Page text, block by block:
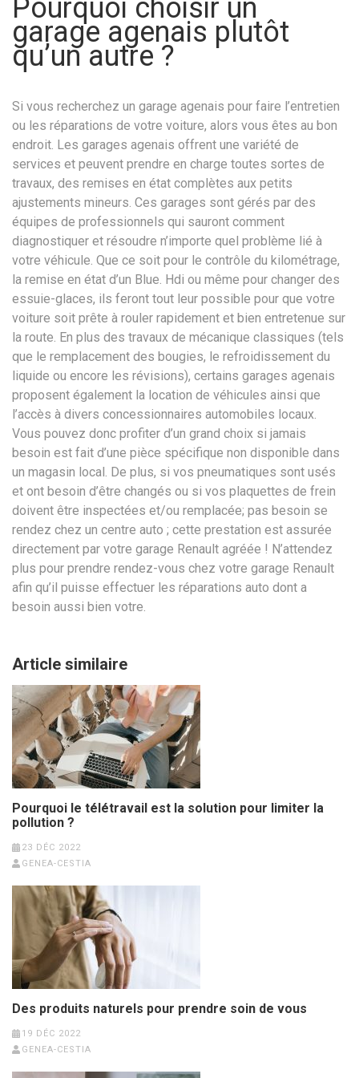
Pourquoi choisir un
garage agenais plutôt
qu’un autre ?
Si vous recherchez un garage agenais pour faire l’entretien
ou les réparations de votre voiture, alors vous êtes au bon
endroit. Les garages agenais offrent une variété de
services et peuvent prendre en charge toutes sortes de
travaux, des remises en état complètes aux petits
ajustements mineurs. Ces garages sont gérés par des
équipes de professionnels qui sauront comment
diagnostiquer et résoudre n’importe quel problème lié à
votre véhicule. Que ce soit pour le contrôle du kilométrage,
la remise en état d’un Blue. Hdi ou même pour changer des
essuie-glaces, ils feront tout leur possible pour que votre
voiture soit prête à rouler rapidement et bien entretenue sur
la route. En plus des travaux de mécanique classiques (tels
que le remplacement des bougies, le refroidissement du
liquide ou encore les révisions), certains garages agenais
proposent également la location de véhicules ainsi que
l’accès à divers concessionnaires automobiles locaux.
Vous pouvez donc profiter d’un grand choix si jamais
besoin est fait d’une pièce spécifique non disponible dans
un magasin local. De plus, si vos pneumatiques sont usés
et ont besoin d’être changés ou si vos plaquettes de frein
doivent être inspectées et/ou remplacée; pas besoin se
rendez chez un centre auto ; cette prestation est assurée
directement par votre garage Renault agréée ! N’attendez
plus pour prendre rendez-vous chez votre garage Renault
afin qu’il puisse effectuer les réparations auto dont a
besoin aussi bien votre.
Article similaire
Pourquoi le télétravail est la solution pour limiter la
pollution ?
23 DÉC 2022
GENEA-CESTIA
Des produits naturels pour prendre soin de vous
19 DÉC 2022
GENEA-CESTIA